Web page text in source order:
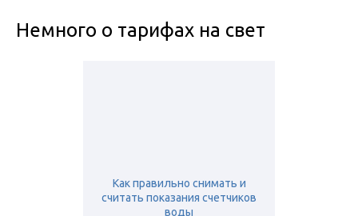
Немного о тарифах на свет
Как правильно снимать и
считать показания счетчиков
воды